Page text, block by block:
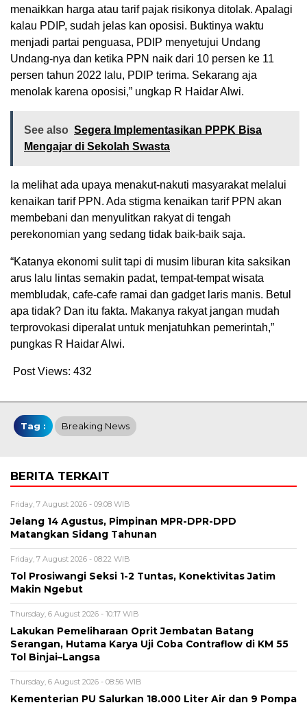
menaikkan harga atau tarif pajak risikonya ditolak. Apalagi
kalau PDIP, sudah jelas kan oposisi. Buktinya waktu
menjadi partai penguasa, PDIP menyetujui Undang
Undang-nya dan ketika PPN naik dari 10 persen ke 11
persen tahun 2022 lalu, PDIP terima. Sekarang aja
menolak karena oposisi,” ungkap R Haidar Alwi.
See also Segera Implementasikan PPPK Bisa
Mengajar di Sekolah Swasta
Ia melihat ada upaya menakut-nakuti masyarakat melalui
kenaikan tarif PPN. Ada stigma kenaikan tarif PPN akan
membebani dan menyulitkan rakyat di tengah
perekonomian yang sedang tidak baik-baik saja.
“Katanya ekonomi sulit tapi di musim liburan kita saksikan
arus lalu lintas semakin padat, tempat-tempat wisata
membludak, cafe-cafe ramai dan gadget laris manis. Betul
apa tidak? Dan itu fakta. Makanya rakyat jangan mudah
terprovokasi diperalat untuk menjatuhkan pemerintah,”
pungkas R Haidar Alwi.
Post Views: 432
Tag : Breaking News
BERITA TERKAIT
Friday, 7 August 2026 - 09:08 WIB
Jelang 14 Agustus, Pimpinan MPR-DPR-DPD
Matangkan Sidang Tahunan
Friday, 7 August 2026 - 08:22 WIB
Tol Prosiwangi Seksi 1-2 Tuntas, Konektivitas Jatim
Makin Ngebut
Thursday, 6 August 2026 - 10:17 WIB
Lakukan Pemeliharaan Oprit Jembatan Batang
Serangan, Hutama Karya Uji Coba Contraflow di KM 55
Tol Binjai–Langsa
Thursday, 6 August 2026 - 08:56 WIB
Kementerian PU Salurkan 18.000 Liter Air dan 9 Pompa